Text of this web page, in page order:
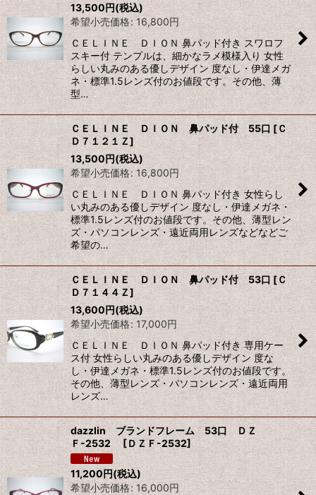
13,500円(税込)
希望小売価格: 16,800円
ＣＥＬＩＮＥ ＤＩＯＮ 鼻パッド付き スワロフ
スキー付 テンプルは、細かなラメ模様入り 女性
らしい丸みのある優しデザイン 度なし・伊達メガ
ネ・標準1.5レンズ付のお値段です。その他、薄
型…
ＣＥＬＩＮＥ ＤＩＯＮ 鼻パッド付 55口 [Ｃ
Ｄ７１２１Ｚ]
13,500円(税込)
希望小売価格: 16,800円
ＣＥＬＩＮＥ ＤＩＯＮ 鼻パッド付き 女性らし
い丸みのある優しデザイン 度なし・伊達メガネ・
標準1.5レンズ付のお値段です。その他、薄型レン
ズ・パソコンレンズ・遠近両用レンズなどなどご
希望の…
ＣＥＬＩＮＥ ＤＩＯＮ 鼻パッド付 53口 [Ｃ
Ｄ７１４４Ｚ]
13,600円(税込)
希望小売価格: 17,000円
ＣＥＬＩＮＥ ＤＩＯＮ 鼻パッド付き 専用ケー
ス付 女性らしい丸みのある優しデザイン 度な
し・伊達メガネ・標準1.5レンズ付のお値段です。
その他、薄型レンズ・パソコンレンズ・遠近両用
レンズ…
dazzlin ブランドフレーム 53口 ＤＺ
Ｆ-2532 [ＤＺＦ-2532]
11,200円(税込)
希望小売価格: 16,000円